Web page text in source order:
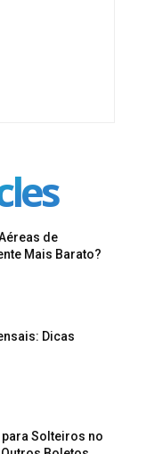
de
Mais Barato?
Dicas
Solteiros no